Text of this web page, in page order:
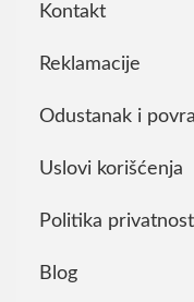
Kontakt
Reklamacije
Odustanak i
Uslovi korišćenja
Politika
Blog